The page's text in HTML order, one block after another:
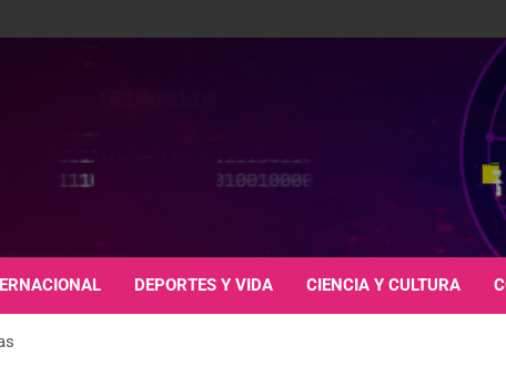
DEPORTES Y VIDA CIENCIA Y CULTURA